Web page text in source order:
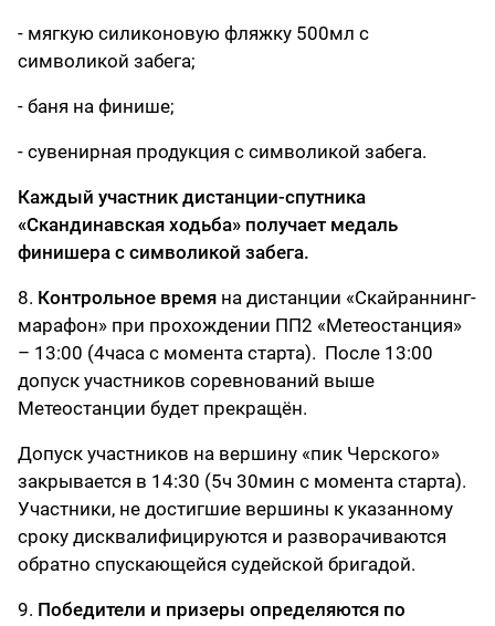
- мягкую силиконовую фляжку 500мл с
символикой забега;
- баня на финише;
- сувенирная продукция с символикой забега.
Каждый участник дистанции-спутника
«Скандинавская ходьба» получает медаль
финишера с символикой забега.
8. Контрольное время на дистанции «Скайраннинг-
марафон» при прохождении ПП2 «Метеостанция»
– 13:00 (4часа с момента старта). После 13:00
допуск участников соревнований выше
Метеостанции будет прекращён.
Допуск участников на вершину «пик Черского»
закрывается в 14:30 (5ч 30мин с момента старта).
Участники, не достигшие вершины к указанному
сроку дисквалифицируются и разворачиваются
обратно спускающейся судейской бригадой.
9. Победители и призеры определяются по